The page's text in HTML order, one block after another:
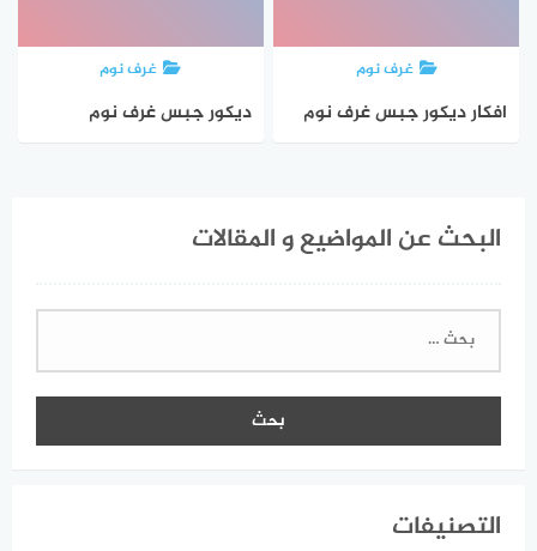
غرف نوم
افكار ديكور جبس غرف نوم
غرف نوم
ديكور جبس غرف نوم
البحث عن المواضيع و المقالات
البحث
التصنيفات